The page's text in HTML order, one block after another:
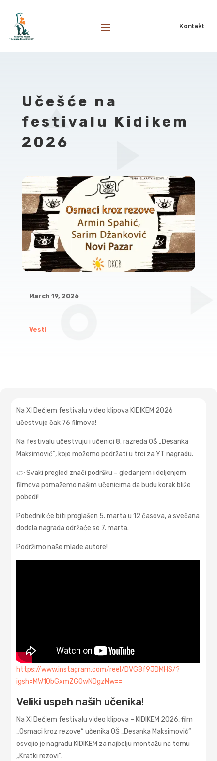
Kontakt
Učešće na
festivalu Kidikem
2026
March 19, 2026
Vesti
Na XI Dečjem festivalu video klipova KIDIKEM 2026
učestvuje čak 76 filmova!
Na festivalu učestvuju i učenici 8. razreda OŠ „Desanka
Maksimović“, koje možemo podržati u trci za YT nagradu.
👉 Svaki pregled znači podršku – gledanjem i deljenjem
filmova pomažemo našim učenicima da budu korak bliže
pobedi!
Pobednik će biti proglašen 5. marta u 12 časova, a svečana
dodela nagrada održaće se 7. marta.
Podržimo naše mlade autore!
https://www.instagram.com/reel/DVG8f9JDMHS/?
igsh=MW10bGxmZG0wNDgzMw==
Veliki uspeh naših učenika!
Na XI Dečjem festivalu video klipova – KIDIKEM 2026, film
„Osmaci kroz rezove“ učenika OŠ „Desanka Maksimović“
osvojio je nagradu KIDIKEM za najbolju montažu na temu
„Kratki rezovi“.